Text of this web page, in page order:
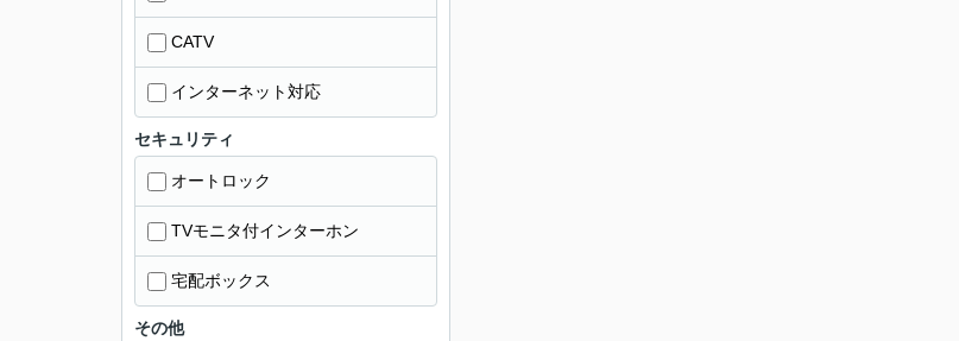
CATV
インターネット対応
セキュリティ
オートロック
TVモニタ付インターホン
宅配ボックス
その他